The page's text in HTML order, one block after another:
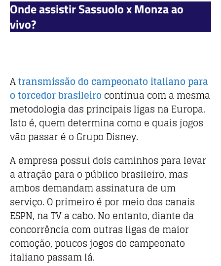
Onde assistir Sassuolo x Monza ao
vivo?
Atransmissão do campeonato italiano para
o torcedor brasileiro continua com a mesma
metodologia das principais ligas na Europa.
Isto é, quem determina como e quais jogos
vão passar é o Grupo Disney.
A empresa possui dois caminhos para levar
a atração para o público brasileiro, mas
ambos demandam assinatura de um
serviço. O primeiro é por meio dos canais
ESPN, na TV a cabo. No entanto, diante da
concorrência com outras ligas de maior
comoção, poucos jogos do campeonato
italiano passam lá.